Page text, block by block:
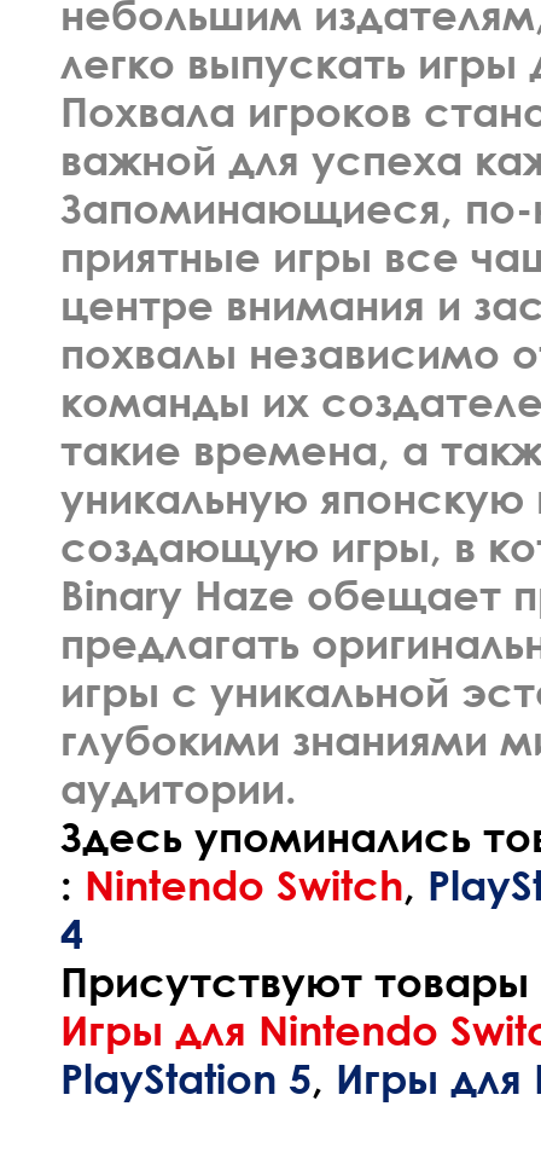
небольшим
легко выпускать игры
Похвала игроков
важной для успеха
Запоминающиеся,
приятные игры все
центре внимания и
похвалы независимо
команды их
такие времена, а
уникальную
создающую игры, в
Binary Haze обещает
предлагать
игры с уникальной
глубокими знаниями
аудитории.
Здесь упоминались
: Nintendo Switch,
4
Присутствуют товары
Игры для Nintendo
PlayStation 5, Игры для